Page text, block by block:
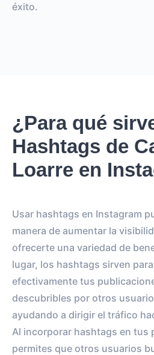
éxito.
¿Para qué
Hashtags de
Loarre en
Usar hashtags en Instagram
manera de aumentar la
ofrecerte una variedad de
lugar, los hashtags sirven
efectivamente tus
descubribles por otros
ayudando a dirigir el tráfico
Al incorporar hashtags en tus
permites que otros usuarios